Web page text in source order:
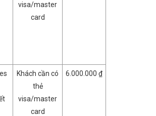
visa/master
card
Khách cần có
thẻ
visa/master
card
6.000.000 ₫